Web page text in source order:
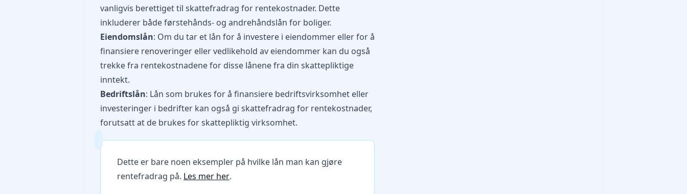
vanligvis berettiget til skattefradrag for rentekostnader. Dette
inkluderer både førstehånds- og andrehåndslån for boliger.
Eiendomslån: Om du tar et lån for å investere i eiendommer eller for å
finansiere renoveringer eller vedlikehold av eiendommer kan du også
trekke fra rentekostnadene for disse lånene fra din skattepliktige
inntekt.
Bedriftslån: Lån som brukes for å finansiere bedriftsvirksomhet eller
investeringer i bedrifter kan også gi skattefradrag for rentekostnader,
forutsatt at de brukes for skattepliktig virksomhet.
Dette er bare noen eksempler på hvilke lån man kan gjøre
rentefradrag på. Les mer her.